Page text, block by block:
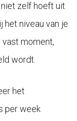
zelf hoeft uit
het niveau van je
vast moment,
wordt.
het
per week